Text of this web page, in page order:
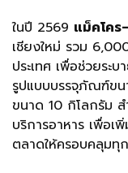
ในปี 2569 แม็คโคร
เชียงใหม่ รวม
ประเทศ เพื่อช่วยร
รูปแบบบรรจุภัณฑ์ขน
ขนาด 10 กิโลกรัม ส
บริการอาหาร เพื่อเ
ตลาดให้ครอบคลุมทุ